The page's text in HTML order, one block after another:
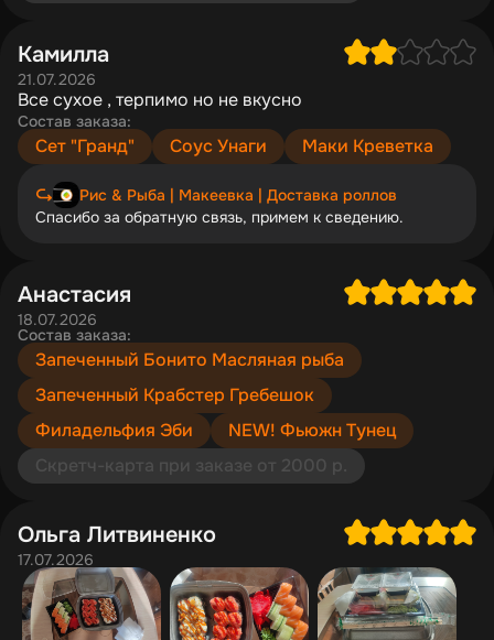
Камилла
21.07.2026
Все сухое , терпимо но не вкусно
Состав заказа:
Сет "Гранд" Соус Унаги Маки Креветка
Рис & Рыба | Макеевка | Доставка роллов
Спасибо за обратную связь, примем к сведению.
Анастасия
18.07.2026
Состав заказа:
Запеченный Бонито Масляная рыба
Запеченный Крабстер Гребешок
Филадельфия Эби
NEW! Фьюжн Тунец
Скретч-карта при заказе от 2000 р.
Ольга Литвиненко
17.07.2026